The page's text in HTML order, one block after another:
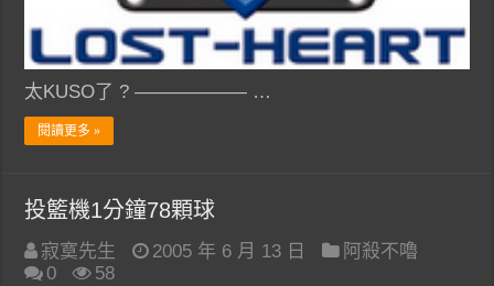
太KUSO了 ? —————— …
閱讀更多 »
投籃機1分鐘78顆球
寂寞先生 2005 年 6 月 13 日
阿殺不嚕
0
58